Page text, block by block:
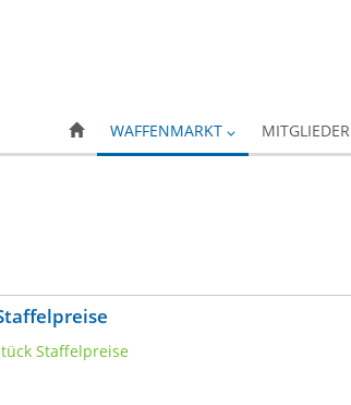
WAFFENMARKT MITGLIEDER